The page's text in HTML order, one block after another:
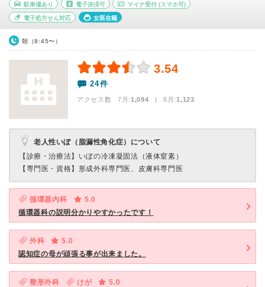
駐車場あり 電子決済可 マイナ受付 (スマホ可)
電子処方せん対応 女医在籍
朝（8:45〜）
3.54
24件
アクセス数 7月:1,094 | 6月:1,123
老人性いぼ（脂漏性角化症）について
【診療・治療法】 いぼの冷凍凝固法（液体窒素）
【専門医・資格】 形成外科専門医、皮膚科専門医
循環器内科
5.0
循環器科の説明分かりやすかったです！
外科
5.0
認知症の母が頑張る事が出来ました。
整形外科 けが
5.0